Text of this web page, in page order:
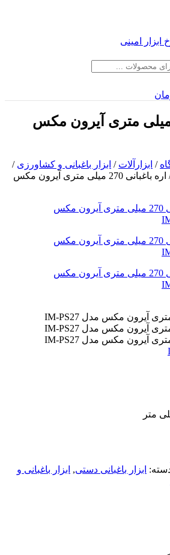
باغبانی 270 میلی متری آیرون مکس
/ ابزارآلات / ابزار باغبانی و کشاورزی /
اره باغبانی 270 میلی متری آیرون مکس
ابزار باغبانی دستی, ابزار باغبانی و